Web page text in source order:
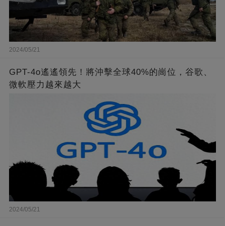
2024/05/21
GPT-4o遙遙領先！將沖擊全球40%的崗位，谷歌、
微軟壓力越來越大
2024/05/21